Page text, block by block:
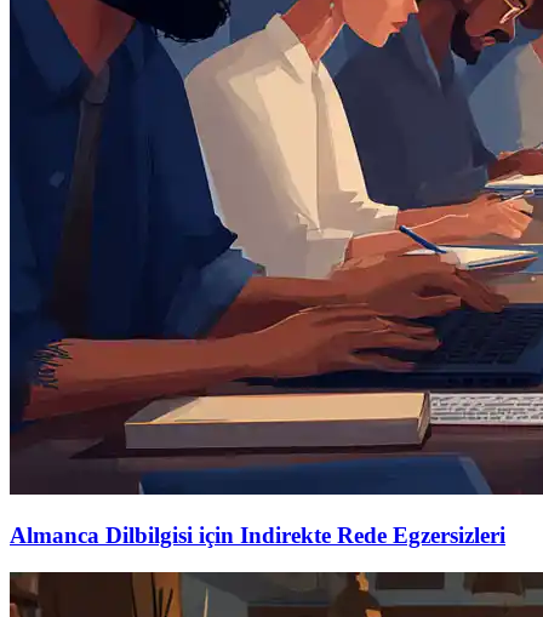
Almanca Dilbilgisi için Indirekte Rede Egzersizleri